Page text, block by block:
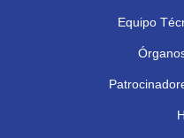
Equipo